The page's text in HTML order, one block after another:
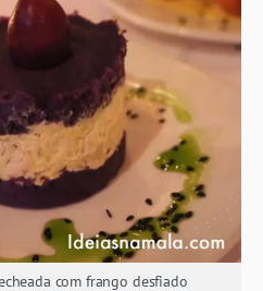
com frango desfiado